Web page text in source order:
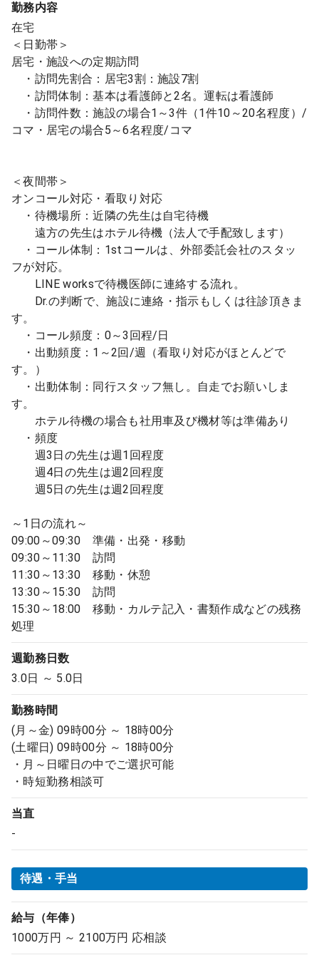
勤務内容
在宅
＜日勤帯＞
居宅・施設への定期訪問
・訪問先割合：居宅3割：施設7割
・訪問体制：基本は看護師と2名。運転は看護師
・訪問件数：施設の場合1～3件（1件10～20名程度）/
コマ・居宅の場合5～6名程度/コマ
＜夜間帯＞
オンコール対応・看取り対応
・待機場所：近隣の先生は自宅待機
遠方の先生はホテル待機（法人で手配致します）
・コール体制：1stコールは、外部委託会社のスタッ
フが対応。
LINE worksで待機医師に連絡する流れ。
Dr.の判断で、施設に連絡・指示もしくは往診頂きま
す。
・コール頻度：0～3回程/日
・出動頻度：1～2回/週（看取り対応がほとんどで
す。）
・出動体制：同行スタッフ無し。自走でお願いしま
す。
ホテル待機の場合も社用車及び機材等は準備あり
・頻度
週3日の先生は週1回程度
週4日の先生は週2回程度
週5日の先生は週2回程度
～1日の流れ～
09:00～09:30 準備・出発・移動
09:30～11:30 訪問
11:30～13:30 移動・休憩
13:30～15:30 訪問
15:30～18:00 移動・カルテ記入・書類作成などの残務
処理
週勤務日数
3.0日 ～ 5.0日
勤務時間
(月～金) 09時00分 ～ 18時00分
(土曜日) 09時00分 ～ 18時00分
・月～日曜日の中でご選択可能
・時短勤務相談可
当直
-
待遇・手当
給与（年俸）
1000万円 ～ 2100万円 応相談